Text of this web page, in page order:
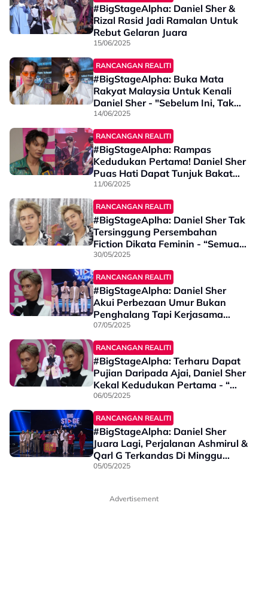
#BigStageAlpha: Daniel Sher &
Rizal Rasid Jadi Ramalan Untuk
Rebut Gelaran Juara
15/06/2025
RANCANGAN REALITI
#BigStageAlpha: Buka Mata
Rakyat Malaysia Untuk Kenali
Daniel Sher - "Sebelum Ini, Tak
Ramai Pun Yang..."
14/06/2025
RANCANGAN REALITI
#BigStageAlpha: Rampas
Kedudukan Pertama! Daniel Sher
Puas Hati Dapat Tunjuk Bakat
Main Gitar Elektrik - “Saya Cuba
Cari Versi…”
11/06/2025
RANCANGAN REALITI
#BigStageAplha: Daniel Sher Tak
Tersinggung Persembahan
Fiction Dikata Feminin - “Semua
Orang Ada…”
30/05/2025
RANCANGAN REALITI
#BigStageAlpha: Daniel Sher
Akui Perbezaan Umur Bukan
Penghalang Tapi Kerjasama
Penting - “Ada Yang Baik & Buruk
Tapi Semuanya…”
07/05/2025
RANCANGAN REALITI
#BigStageAlpha: Terharu Dapat
Pujian Daripada Ajai, Daniel Sher
Kekal Kedudukan Pertama - “
Saya Sedikit Emosi Sebab…”
06/05/2025
RANCANGAN REALITI
#BigStageAlpha: Daniel Sher
Juara Lagi, Perjalanan Ashmirul &
Qarl G Terkandas Di Minggu
Kedua
05/05/2025
Advertisement